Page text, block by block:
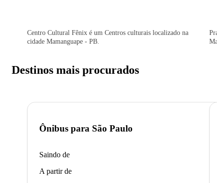
Centro Cultural Fênix é um Centros culturais localizado na
cidade Mamanguape - PB.
Destinos mais procurados
Ônibus para São Paulo
Saindo de
A partir de